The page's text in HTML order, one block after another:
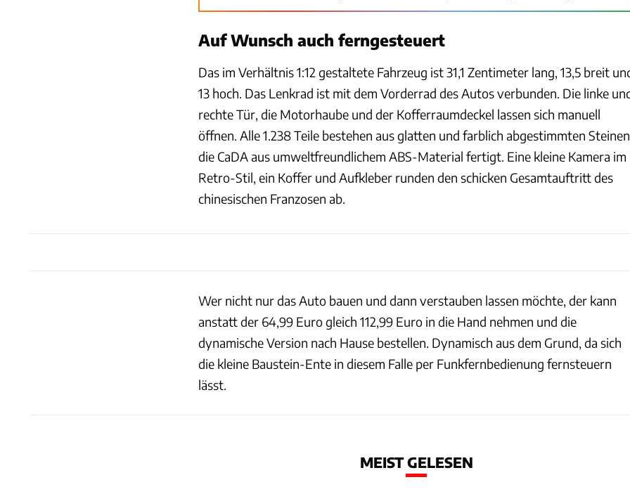
Auf Wunsch auch ferngesteuert
Das im Verhältnis 1:12 gestaltete Fahrzeug ist 31,1 Zentimeter lang, 13,5 breit
13 hoch. Das Lenkrad ist mit dem Vorderrad des Autos verbunden. Die linke
rechte Tür, die Motorhaube und der Kofferraumdeckel lassen sich manuell
öffnen. Alle 1.238 Teile bestehen aus glatten und farblich abgestimmten Steinen,
die CaDA aus umweltfreundlichem ABS-Material fertigt. Eine kleine Kamera im
Retro-Stil, ein Koffer und Aufkleber runden den schicken Gesamtauftritt des
chinesischen Franzosen ab.
Wer nicht nur das Auto bauen und dann verstauben lassen möchte, der kann
anstatt der 64,99 Euro gleich 112,99 Euro in die Hand nehmen und die
dynamische Version nach Hause bestellen. Dynamisch aus dem Grund, da sich
die kleine Baustein-Ente in diesem Falle per Funkfernbedienung fernsteuern
lässt.
MEIST GELESEN